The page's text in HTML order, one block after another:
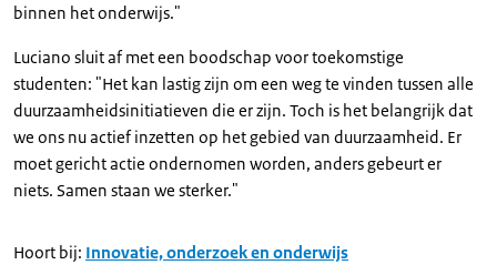
binnen het onderwijs."
Luciano sluit af met een boodschap voor toekomstige
studenten: "Het kan lastig zijn om een weg te vinden tussen alle
duurzaamheidsinitiatieven die er zijn. Toch is het belangrijk dat
we ons nu actief inzetten op het gebied van duurzaamheid. Er
moet gericht actie ondernomen worden, anders gebeurt er
niets. Samen staan we sterker."
Hoort bij: Innovatie, onderzoek en onderwijs